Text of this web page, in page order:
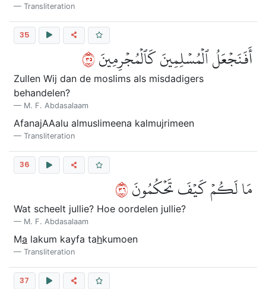
Transliteration
35
أَفَنَجۡعَلُ ٱلۡمُسۡلِمِينَ كَٱلۡمُجۡرِمِينَ٥٣
Zullen Wij dan de moslims als misdadigers
behandelen?
M. F. Abdasalaam
AfanajAAalu almuslimeena kalmujrimeen
Transliteration
36
مَا لَكُمۡ كَيۡفَ تَحۡكُمُونَ٦٣
Wat scheelt jullie? Hoe oordelen jullie?
M. F. Abdasalaam
Ma lakum kayfa tahkumoen
Transliteration
37